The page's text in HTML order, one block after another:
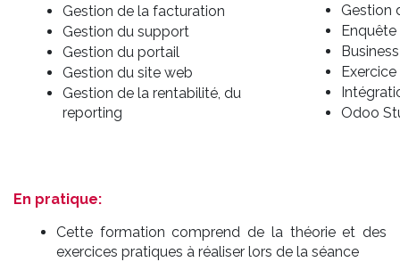
Gestion de la facturation
Gestion du support
Gestion du portail
Gestion du site web
Gestion de la rentabilité, du
reporting
Gestion
Exercice
Odoo
En pratique:
Cette formation comprend de la théorie et des
exercices pratiques à réaliser lors de la séance